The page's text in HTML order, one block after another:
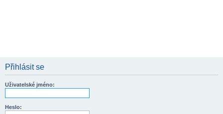
Přihlásit se
Uživatelské jméno:
Heslo: